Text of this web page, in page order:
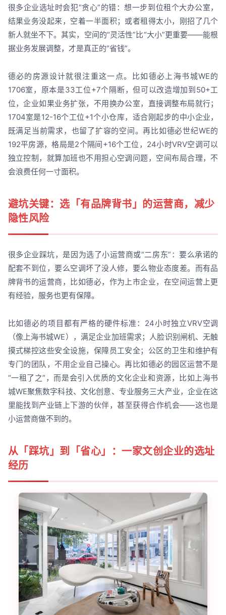
很多企业选址时会犯“贪心”的错：想一步到位租个大办公室，
结果业务没起来，空着一半面积；或者租得太小，刚招了几个
新人就坐不下。其实，空间的“灵活性”比“大小”更重要——能根
据业务发展调整，才是真正的“省钱”。
德必的房源设计就很注重这一点。比如德必上海书城WE的
1706室，原本是33工位+7个隔断，但可以改造增加到50+工
位，企业如果业务扩张，不用换办公室，直接调整布局就行；
1704室是12-16个工位+1个小仓库，适合刚起步的中小企业，
既满足当前需求，也留了扩容的空间。再比如德必世纪WE的
192平房源，格局是2个隔间+16个工位，24小时VRV空调可以
独立控制，就算加班也不用担心空调问题，空间布局合理，不
会浪费任何一寸面积。
避坑关键：选「有品牌背书」的运营商，减少
隐性风险
很多企业踩坑，是因为选了小运营商或“二房东”：要么承诺的
配套不到位，要么空调坏了没人修，要么物业态度差。而有品
牌背书的运营商，比如德必，作为上市企业，在空间运营上更
有经验，服务也更有保障。
比如德必的项目都有严格的硬件标准：24小时独立VRV空调
（像上海书城WE），满足企业加班需求；人脸识别闸机、无触
摸式梯控这些安全设施，保障员工安全；公区的卫生和维护有
专门的团队，不用企业自己操心。再比如德必的园区运营不是
“一租了之”，而是会引入优质的文化企业和资源，比如上海书
城WE聚焦数字科技、文化创意、专业服务三大产业，企业在这
里能找到产业链上下游的伙伴，甚至获得合作机会——这也是
小运营商做不到的。
从「踩坑」到「省心」：一家文创企业的选址
经历